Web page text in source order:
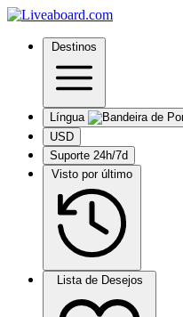
Destinos
Língua
USD
Suporte 24h/7d
Visto por último
Lista de Desejos